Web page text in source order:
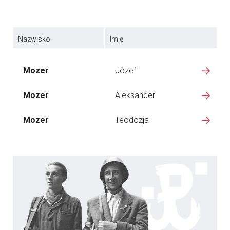
Nazwisko Imię
Mozer Józef
Mozer Aleksander
Mozer Teodozja